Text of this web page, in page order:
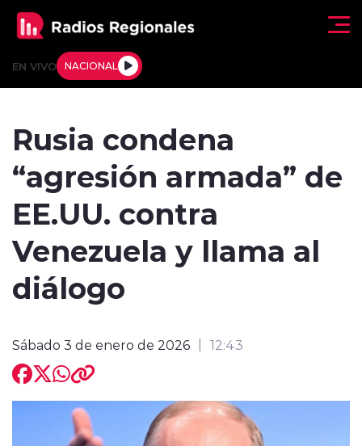
EN VIVO NACIONAL
Tendencias
Internacional
Entrevistas
Rusia condena
“agresión armada” de
EE.UU. contra
Venezuela y llama al
diálogo
Sábado 3 de enero de 2026 12:43